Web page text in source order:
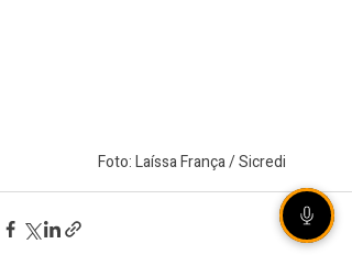
Foto: Laíssa França / Sicredi